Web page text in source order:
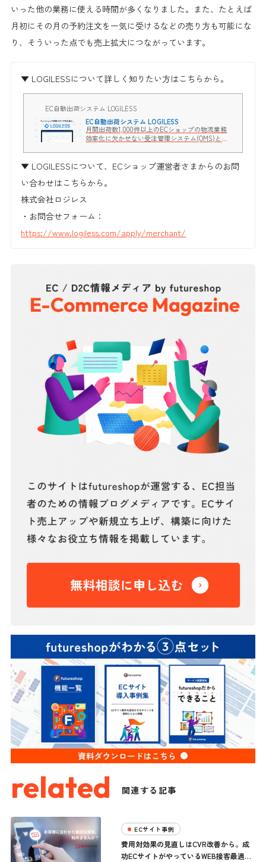
いった他の業務に使える時間が多くなりました。また、たとえば
月初にその月の予約注文を一気に受けるなどの売り方も可能にな
り、そういった点でも売上拡大につながっています。
▼ LOGILESSについて詳しく知りたい方はこちらから。
EC自動出荷システム LOGILESS
EC自動出荷システム LOGILESS
月間出荷数1,000件以上のECショップの物流業務
効率化に欠かせない受注管理システム(OMS)と、
ECショップと物流倉庫が一つのシステムを利用す
るため、毎日発生する受注～出荷までの手作業が
きます。初期費用0円。
▼ LOGILESSについて、ECショップ運営者さまからのお問
い合わせはこちらから。
株式会社ロジレス
・お問合せフォーム：
https://www.logiless.com/apply/merchant/
related 関連する記事
ECサイト事例
費用対効果の見直しはCVR改善から。成
功ECサイトがやっているWEB接客最適化